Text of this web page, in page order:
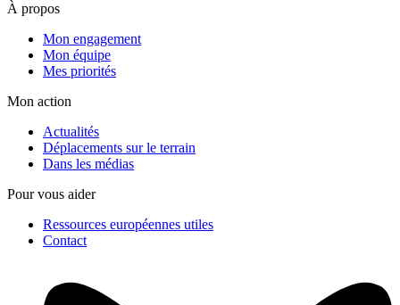
À propos
Mon engagement
Mon équipe
Mes priorités
Mon action
Actualités
Déplacements sur le terrain
Dans les médias
Pour vous aider
Ressources européennes utiles
Contact